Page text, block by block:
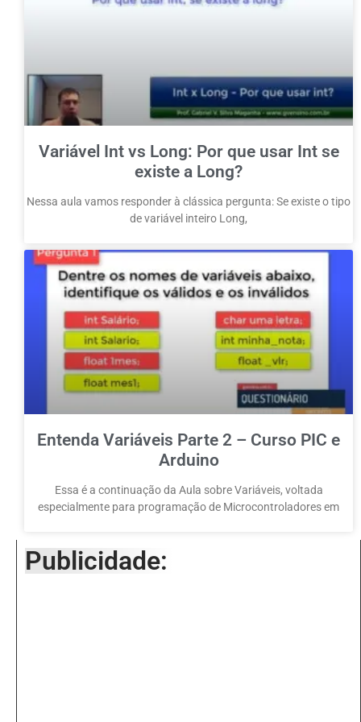
Variável Int vs Long: Por que usar Int se
existe a Long?
Nessa aula vamos responder à clássica pergunta: Se existe o tipo
de variável inteiro Long,
Entenda Variáveis Parte 2 – Curso PIC e
Arduino
Essa é a continuação da Aula sobre Variáveis, voltada
especialmente para programação de Microcontroladores em
Publicidade: